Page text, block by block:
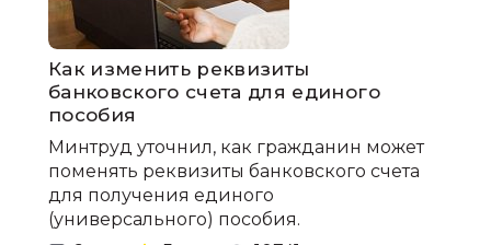
Как изменить реквизиты
банковского счета для единого
пособия
Минтруд уточнил, как гражданин может
поменять реквизиты банковского счета
для получения единого
(универсального) пособия.